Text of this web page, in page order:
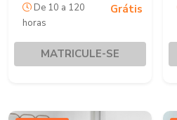
De 10 a 120
horas
Grátis
MATRICULE-SE